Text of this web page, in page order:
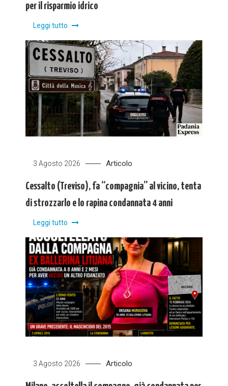
per il risparmio idrico
Leggi tutto
3 Agosto 2026 Articolo
Cessalto (Treviso), fa “compagnia” al vicino, tenta
di strozzarlo e lo rapina condannata 4 anni
Leggi tutto
3 Agosto 2026 Articolo